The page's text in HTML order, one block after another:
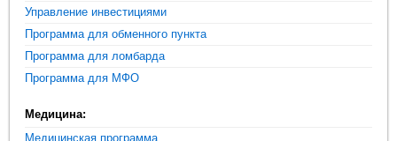
Управление инвестициями
Программа для обменного пункта
Программа для ломбарда
Программа для МФО
Медицина:
Медицинская программа